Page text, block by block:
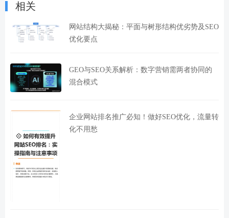
相关
网站结构大揭秘：平面与树形结构优劣势及SEO
优化要点
GEO与SEO关系解析：数字营销需两者协同的
混合模式
企业网站排名推广必知！做好SEO优化，流量转
化不用愁